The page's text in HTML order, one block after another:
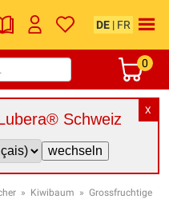
DE | FR
0
X
Schweiz
» Kiwibaum » Grossfruchtige